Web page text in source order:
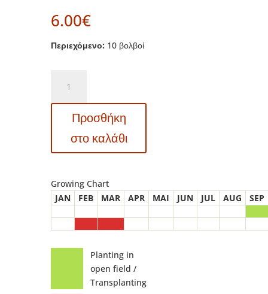
6.00€
Περιεχόμενο: 10 βολβοί
Galanthus
-
Γάλανθος
ποσότητα
Προσθήκη
στο καλάθι
Growing Chart
JAN
FEB MAR APR MAI JUN JUL AUG SEP
Planting in
open field /
Transplanting